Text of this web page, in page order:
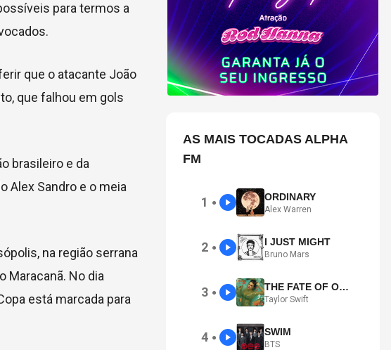
para termos a
que o atacante João
que falhou em gols
brasileiro e da
Alex Sandro e o meia
na região serrana
Maracanã. No dia
está marcada para
AS MAIS TOCADAS ALPHA
FM
1 ● ORDINARY
Alex Warren
2 ● I JUST MIGHT
Bruno Mars
3 ● THE FATE OF OPHELIA
Taylor Swift
4 ● SWIM
BTS